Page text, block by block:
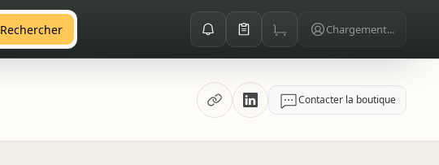
Rechercher Chargement...
Contacter la boutique